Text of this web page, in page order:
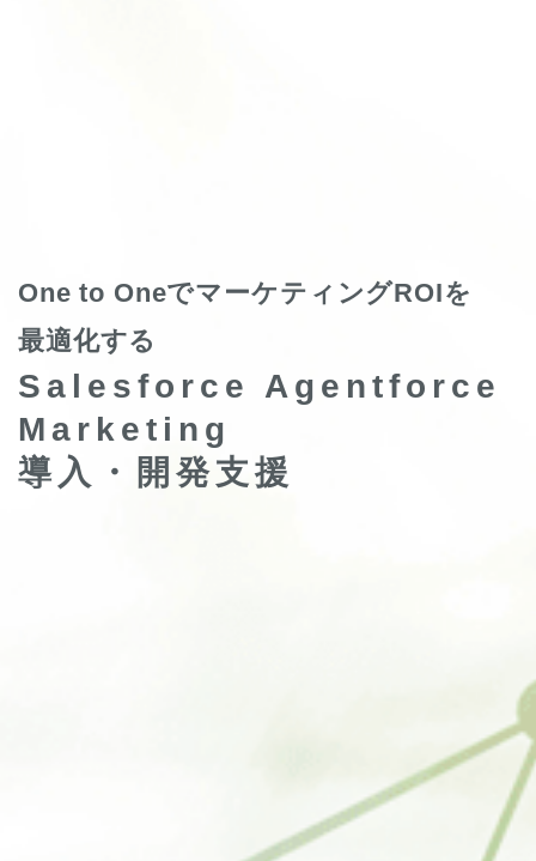
One to OneでマーケティングROIを
最適化する
Salesforce Agentforce
Marketing
導入・開発支援